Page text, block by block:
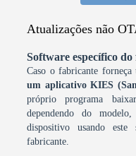
Atualizações não
Software específico
Caso o fabricante
um aplicativo KIES
próprio programa
dependendo do
dispositivo usando este
fabricante.